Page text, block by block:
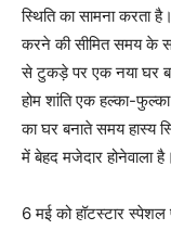
स्थिति का सामना करता
करने की सीमित समय के
से टुकड़े पर एक नया घर
होम शांति एक हल्का-
का घर बनाते समय हास्य
में बेहद मजेदार होनेवाला है।
6 मई को हॉटस्टार स्पेशल